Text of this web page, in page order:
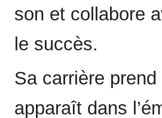
son et collabore
le succès.
Sa carrière
apparaît dans